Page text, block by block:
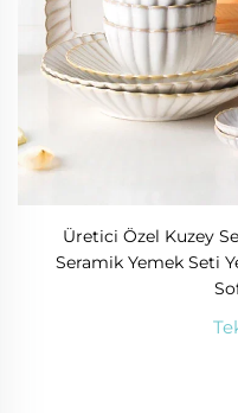
Üretici Özel Kuzey
Seramik Yemek Seti